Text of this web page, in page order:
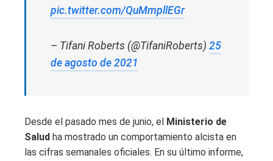
pic.twitter.com/QuMmpllEGr
– Tifani Roberts (@TifaniRoberts) 25
de agosto de 2021
Desde el pasado mes de junio, el Ministerio de
Salud ha mostrado un comportamiento alcista en
las cifras semanales oficiales. En su último informe,